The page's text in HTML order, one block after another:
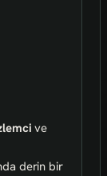
ve
derin bir